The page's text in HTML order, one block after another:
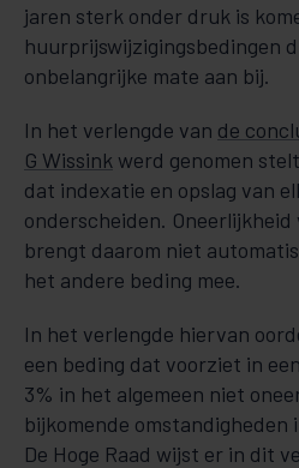
jaren sterk onder druk is
huurprijswijzigingsbedingen
onbelangrijke mate aan bij.
In het verlengde van de
G Wissink werd genomen
dat indexatie en opslag van
onderscheiden.
brengt daarom niet
het andere beding mee.
In het verlengde hiervan
een beding dat voorziet in
3% in het algemeen niet
bijkomende omstandigheden
De Hoge Raad wijst er in dit